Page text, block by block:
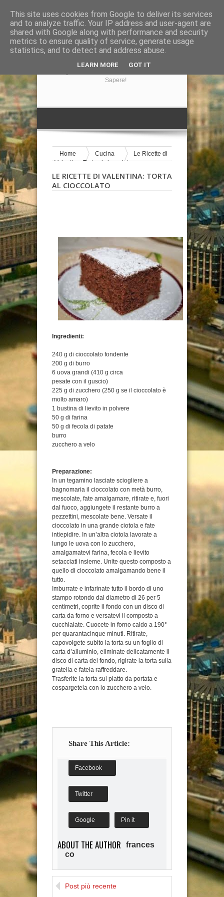
GIRA LA NOTIZIA
Sapere!
Home Cucina
Le Ricette di
Valentina: Torta al cioccolato
LE RICETTE DI VALENTINA: TORTA
AL CIOCCOLATO
Ingredienti:
240 g di cioccolato fondente
200 g di burro
6 uova grandi (410 g circa
pesate con il guscio)
225 g di zucchero (250 g se il cioccolato è
molto amaro)
1 bustina di lievito in polvere
50 g di farina
50 g di fecola di patate
burro
zucchero a velo
Preparazione:
In un tegamino lasciate sciogliere a
bagnomaria il cioccolato con metà burro,
mescolate, fate amalgamare, ritirate e, fuori
dal fuoco, aggiungete il restante burro a
pezzettini, mescolate bene. Versate il
cioccolato in una grande ciotola e fate
intiepidire. In un’altra ciotola lavorate a
lungo le uova con lo zucchero,
amalgamatevi farina, fecola e lievito
setacciati insieme. Unite questo composto a
quello di cioccolato amalgamando bene il
tutto.
Imburrate e infarinate tutto il bordo di uno
stampo rotondo dal diametro di 26 per 5
centimetri, coprite il fondo con un disco di
carta da forno e versatevi il composto a
cucchiaiate. Cuocete in forno caldo a 190°
per quarantacinque minuti. Ritirate,
capovolgete subito la torta su un foglio di
carta d’alluminio, eliminate delicatamente il
disco di carta del fondo, rigirate la torta sulla
gratella e fatela raffreddare.
Trasferite la torta sul piatto da portata e
cospargetela con lo zucchero a velo.
Share This Article:
Facebook
Twitter
Google Pin it
ABOUT THE AUTHOR
frances
co
I am new Blogger. My
favourite is IT about Design.
Post più recente
This site uses cookies from Google to deliver its services
and to analyze traffic. Your IP address and user-agent are
shared with Google along with performance and security
metrics to ensure quality of service, generate usage
statistics, and to detect and address abuse.
LEARN MORE GOT IT